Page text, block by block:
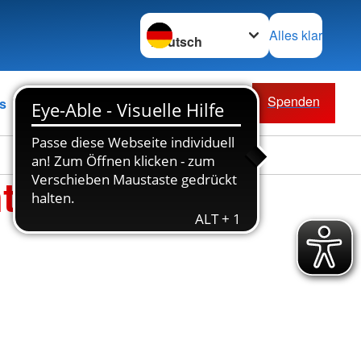
Sprache wechseln zu
Alles klar
Spenden